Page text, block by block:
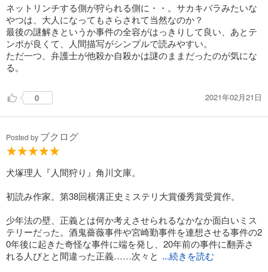
ネットリンチする側が狩られる側に・・。サカキバラみたいな
やつは、大人になってもさらされて当然なのか？
最後の謎解きというか事件の全容がはっきりして良い、あとテ
ンポが良くて、人間描写がシンプルで読みやすい。
ただ一つ、弁護士が他殺か自殺かは謎のままだったのが気にな
る。
0 2021年02月21日
Posted by ブクログ
犬塚理人『人間狩り』角川文庫。
初読み作家。第38回横溝正史ミステリ大賞優秀賞受賞作。
少年法の壁、正義とは何か考えさせられるなかなか面白いミス
テリーだった。酒鬼薔薇事件や宮崎勤事件を連想させる事件の2
0年後に起きた奇怪な事件に端を発し、20年前の事件に翻弄さ
れる人びとと間違った正義……次々と
...続きを読む